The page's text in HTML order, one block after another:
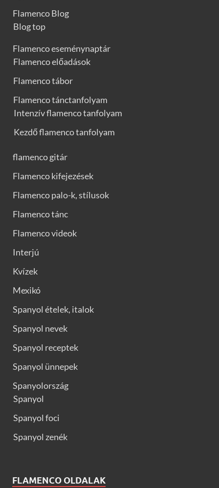
Flamenco Blog
Blog top
Flamenco eseménynaptár
Flamenco előadások
Flamenco tábor
Flamenco tánctanfolyam
Intenzív flamenco tanfolyam
Kezdő flamenco tanfolyam
flamenco gitár
Flamenco kifejezések
Flamenco palo-k, stílusok
Flamenco tánc
Flamenco videok
Interjú
Kvízek
Mexikó
Spanyol ételek, italok
Spanyol nevek
Spanyol receptek
Spanyol ünnepek
Spanyolország
Spanyol
Spanyol foci
Spanyol zenék
FLAMENCO OLDALAK